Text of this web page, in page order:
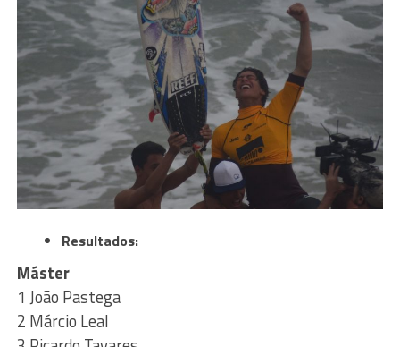
Resultados:
Máster
1 João Pastega
2 Márcio Leal